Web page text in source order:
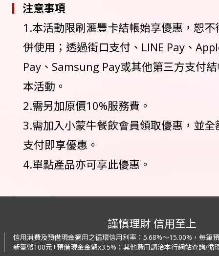
注意事項
1.本活動限刷滙豐卡結帳始享優惠，恕
併使用；透過街口支付、LINE Pay、
Pay、Samsung Pay或其他第三方支付
本活動。
2.需另加原價10%服務費。
3.需加入小蒙牛餐飲會員領取優惠，並
支付即享優惠。
4.單點產品亦可享此優惠。
謹慎理財 信用至上
信用消費及預借現金適用之循環信用利率： 5.68%～15.00%，每筆
新臺幣100元+預借現金金額x3.5%； 其他費用請洽本行網站查詢/循